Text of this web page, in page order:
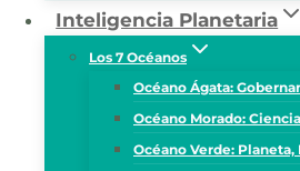
Inteligencia Planetaria
Los 7 Océanos
Océano Ágata:
Océano Morado:
Océano Verde: